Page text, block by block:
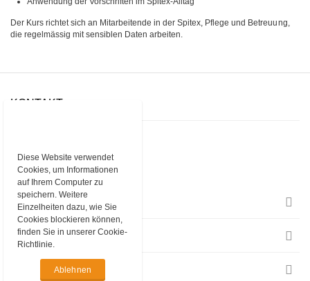
Der Kurs richtet sich an Mitarbeitende in der Spitex, Pflege und Betreuung,
die regelmässig mit sensiblen Daten arbeiten.
KONTAKT
6300 Zug
Telefon+41 43 377 67 00
E-Mailrissip@rissip.com
EINKAUFEN
INFORMATIONEN
RECHTLICHES
Diese Website verwendet
Cookies, um Informationen
auf Ihrem Computer zu
speichern. Weitere
Einzelheiten dazu, wie Sie
Cookies blockieren können,
finden Sie in unserer Cookie-
Richtlinie.
Ablehnen